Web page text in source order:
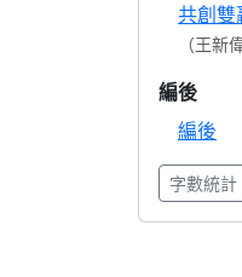
共創雙
（王新
編後
編後
字數統計